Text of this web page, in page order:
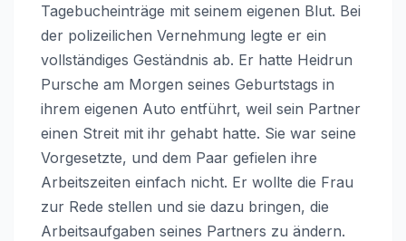
Tagebucheinträge mit seinem eigenen Blut. Bei
der polizeilichen Vernehmung legte er ein
vollständiges Geständnis ab. Er hatte Heidrun
Pursche am Morgen seines Geburtstags in
ihrem eigenen Auto entführt, weil sein Partner
einen Streit mit ihr gehabt hatte. Sie war seine
Vorgesetzte, und dem Paar gefielen ihre
Arbeitszeiten einfach nicht. Er wollte die Frau
zur Rede stellen und sie dazu bringen, die
Arbeitsaufgaben seines Partners zu ändern.